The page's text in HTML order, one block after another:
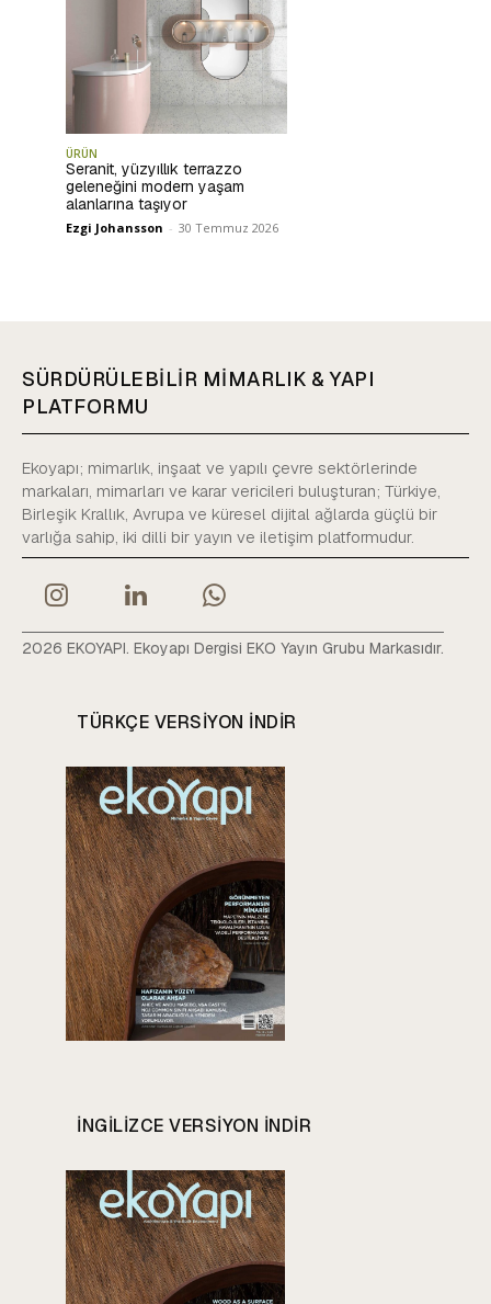
ÜRÜN
Seranit, yüzyıllık terrazzo
geleneğini modern yaşam
alanlarına taşıyor
Ezgi Johansson - 30 Temmuz 2026
SÜRDÜRÜLEBİLİR MİMARLIK & YAPI
PLATFORMU
Ekoyapı; mimarlık, inşaat ve yapılı çevre sektörlerinde
markaları, mimarları ve karar vericileri buluşturan; Türkiye,
Birleşik Krallık, Avrupa ve küresel dijital ağlarda güçlü bir
varlığa sahip, iki dilli bir yayın ve iletişim platformudur.
2026 EKOYAPI. Ekoyapı Dergisi EKO Yayın Grubu Markasıdır.
TÜRKÇE VERSIYON INDIR
INGILIZCE VERSIYON INDIR